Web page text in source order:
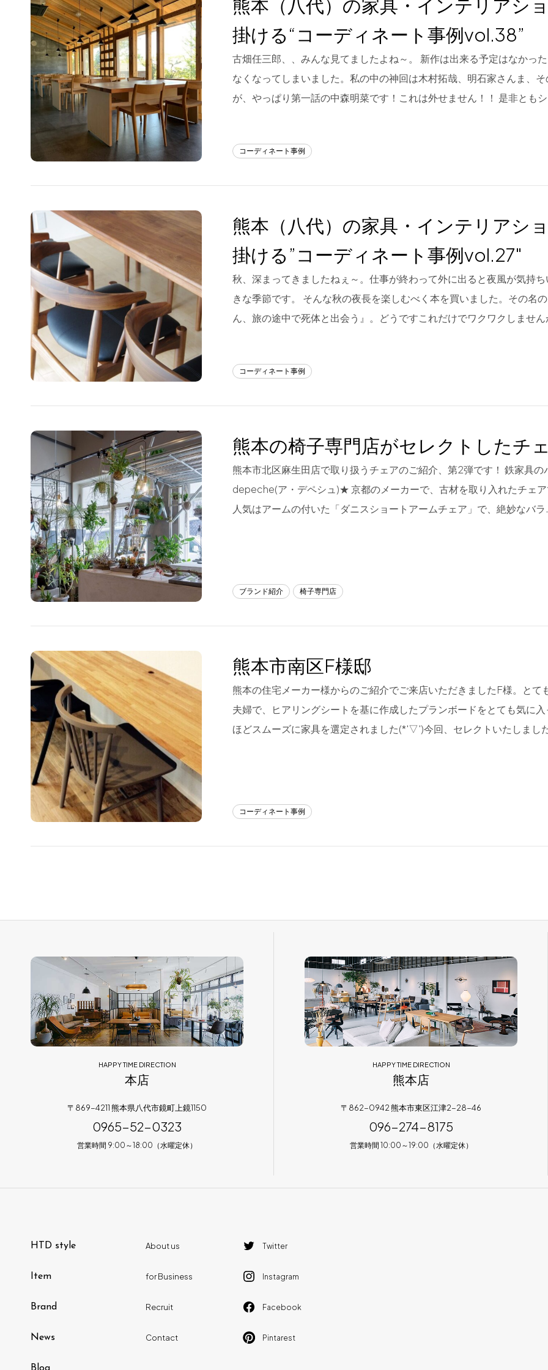
Blog
About us
for Business
Recruit
Contact
フラッグシップストア
0965-52-0323
熊本店
096-274-8175
0965-45-9282
熊本（八代）の家具・インテリアシ
掛ける“コーディネート事例vol.38”
古畑任三郎、、みんな見てましたよね～。 新作は出来る予定はなかっ
なくなってしまいました。私の中の神回は木村拓哉、明石家さんま、
が、やっぱり第一話の中森明菜です！これは外せません！！ 是非とも
コーディネート事例
熊本（八代）の家具・インテリアシ
掛ける”コーディネート事例vol.27″
秋、深まってきましたねぇ～。仕事が終わって外に出ると夜風が気持
きな季節です。 そんな秋の夜長を楽しむべく本を買いました。その名
ん、旅の途中で死体と出会う』。どうですこれだけでワクワクしませ
コーディネート事例
熊本の椅子専門店がセレクトしたチ
熊本市北区麻生田店で取り扱うチェアのご紹介、第2弾です！ 鉄家具
depeche(ア・デペシュ)★ 京都のメーカーで、古材を取り入れたチェ
人気はアームの付いた「ダニスショートアームチェア」で、絶妙なバ
ブランド紹介 椅子専門店
熊本市南区F様邸
熊本の住宅メーカー様からのご紹介でご来店いただきましたF様。とて
夫婦で、ヒアリングシートを基に作成したプランボードをとても気に
ほどスムーズに家具を選定されました(*'▽')今回、セレクトいたしまし
コーディネート事例
HAPPY TIME DIRECTION
本店
〒869-4211 熊本県八代市鏡町上鏡1150
0965-52-0323
営業時間 9:00～18:00（水曜定休）
HAPPY TIME DIRECTION
熊本店
〒862-0942 熊本市東区江津2-28-46
096-274-8175
営業時間 10:00～19:00（水曜定休）
HTD style
Item
Brand
News
Blog
About us
for Business
Recruit
Contact
Twitter
Instagram
Facebook
Pintarest